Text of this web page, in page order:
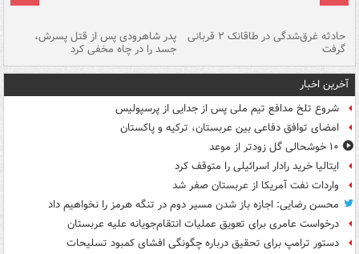
حادثه غرق‌شدگی در طاقانک ۲ قربانی
گرفت
پدر شاهرودی پس از قتل پسرش،
جسد را در چاه مخفی کرد
آخرین اخبار
شروع تلخ مدافع تیم ملی پس از جدایی از پرسپولیس
امضای توافق دفاعی بین عربستان، ترکیه و پاکستان
۱۰ خوشحالی گل زودتر از موعد
ایتالیا خرید رادار اسرائیلی را متوقف کرد
واردات نفت آمریکا از عربستان صفر شد
محسن رضایی: اجازه باز شدن مسیر دوم در تنگه هرمز را نخواهیم داد
درخواست عامری برای تعویق عملیات انتقام‌جویانه علیه عربستان
دستور ترامپ برای تحقیق درباره چگونگی افشای کمبود تسلیحات